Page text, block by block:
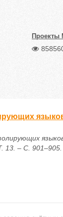
13. – С. 901–905.